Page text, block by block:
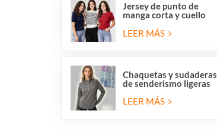
Jersey de punto de
manga corta y cuello
redondo para mujer,
liquidación de
LEER MÁS
Chaquetas y sudaderas
de senderismo ligeras
de forro polar con
media cremallera para
LEER MÁS